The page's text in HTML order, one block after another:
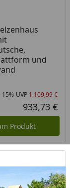
Preis
und
-15% UVP1.109,99 €
933,73 €
Produkt